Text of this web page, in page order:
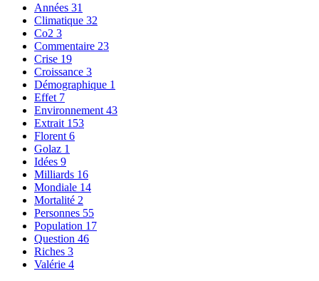
Années 31
Climatique 32
Co2 3
Commentaire 23
Crise 19
Croissance 3
Démographique 1
Effet 7
Environnement 43
Extrait 153
Florent 6
Golaz 1
Idées 9
Milliards 16
Mondiale 14
Mortalité 2
Personnes 55
Population 17
Question 46
Riches 3
Valérie 4